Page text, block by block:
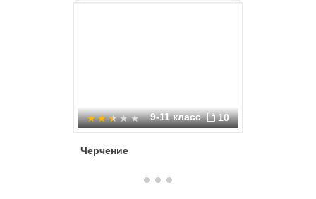
9-11 класс 10
Черчение